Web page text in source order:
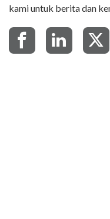
kami untuk berita dan